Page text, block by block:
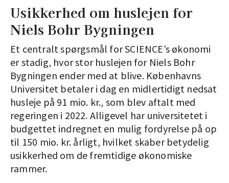
Usikkerhed om huslejen for
Niels Bohr Bygningen
Et centralt spørgsmål for SCIENCE’s økonomi
er stadig, hvor stor huslejen for Niels Bohr
Bygningen ender med at blive. Københavns
Universitet betaler i dag en midlertidigt nedsat
husleje på 91 mio. kr., som blev aftalt med
regeringen i 2022. Alligevel har universitetet i
budgettet indregnet en mulig fordyrelse på op
til 150 mio. kr. årligt, hvilket skaber betydelig
usikkerhed om de fremtidige økonomiske
rammer.